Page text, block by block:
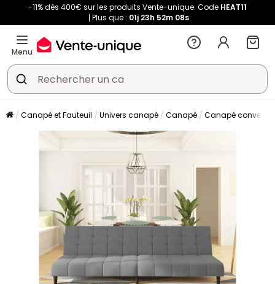
-11% dès 400€ sur les produits Vente-unique. Code HEAT11
Plus que : 01j 23h 52m 08s
Menu
Canapé et Fauteuil Univers canapé Canapé Canapé